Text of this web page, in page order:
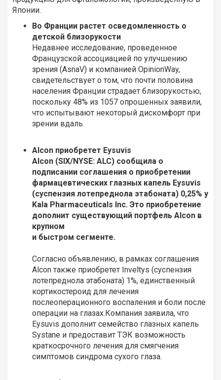
Японии.
Во Франции растет осведомленность о
детской близорукости
Недавнее исследование, проведенное
Французской ассоциацией по улучшению
зрения (AsnaV) и компанией OpinionWay,
свидетельствует о том, что почти половина
населения Франции страдает близорукостью,
поскольку 48% из 1057 опрошенных заявили,
что испытывают некоторый дискомфорт при
зрении вдаль.
Alcon приобретет Eysuvis
Alcon (SIX/NYSE: ALC) сообщила о
подписании соглашения о приобретении
фармацевтических глазных капель Eysuvis
(суспензия лотепреднола этабоната) 0,25% у
Kala Pharmaceuticals Inc. Это приобретение
дополнит существующий портфель Alcon в
крупном
и быстром сегменте.
Согласно объявлению, в рамках соглашения
Alcon также приобретет Inveltys (суспензия
лотепреднола этабоната) 1%, единственный
кортикостероид для лечения
послеоперационного воспаления и боли после
операции на глазах.Компания заявила, что
Eysuvis дополнит семейство глазных капель
Systane и предоставит ТЭК возможность
краткосрочного лечения для смягчения
симптомов синдрома сухого глаза.